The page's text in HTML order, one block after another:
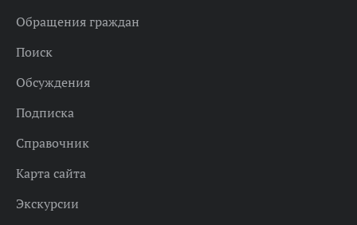
Обращения граждан
Поиск
Обсуждения
Подписка
Справочник
Карта сайта
Экскурсии